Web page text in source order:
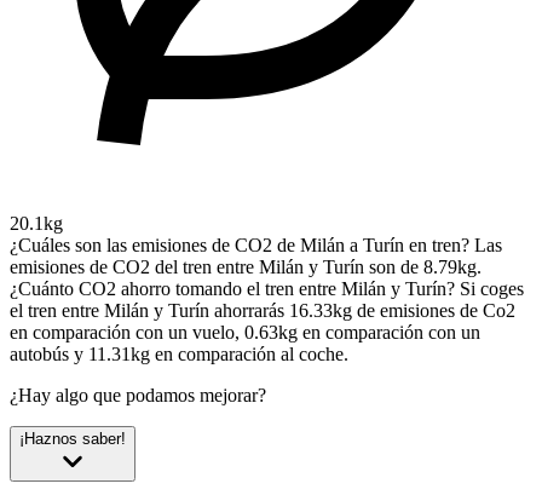
20.1kg
¿Cuáles son las emisiones de CO2 de Milán a Turín en tren? Las
emisiones de CO2 del tren entre Milán y Turín son de 8.79kg.
¿Cuánto CO2 ahorro tomando el tren entre Milán y Turín? Si coges
el tren entre Milán y Turín ahorrarás 16.33kg de emisiones de Co2
en comparación con un vuelo, 0.63kg en comparación con un
autobús y 11.31kg en comparación al coche.
¿Hay algo que podamos mejorar?
¡Haznos saber!